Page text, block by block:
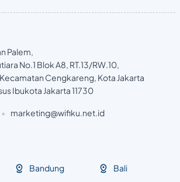
Palem,
No.1 Blok A8, RT.13/RW.10,
Cengkareng, Kota Jakarta
Ibukota Jakarta 11730
• marketing@wifiku.net.id
Bandung
Bali